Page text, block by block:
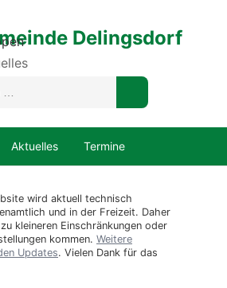
Delingsdorf
Aktuelles Termine
wird aktuell technisch
und in der Freizeit. Daher
kleineren Einschränkungen oder
kommen. Weitere
Updates. Vielen Dank für das